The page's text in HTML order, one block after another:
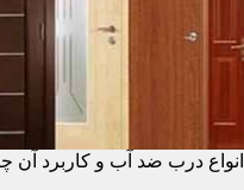
انواع درب ضد آب و کاربرد